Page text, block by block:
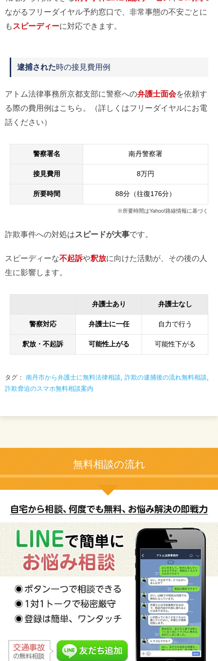
ながるフリーダイヤル予約窓口で、非常事態の不安ごとに
も スピーディーに対応できます。
逮捕された時の接見費用例
アトム法律事務所京都支部に警察への弁護士面会を依頼す
る際の費用例はこちら。（詳しくはフリーダイヤルにお電
話ください）
警察署名 南丹警察署
接見費用 8万円
所要時間 88分（往復176分）
※所要時間はYahoo!路線情報に基づく
詐欺事件への対処はスピードが大事です。
スピーディーな不起訴や釈放に向けた活動が、その後の人
生に影響します。
弁護士あり 弁護士なし
警察対応 弁護士に一任 自力で行う
釈放・不起訴 可能性上がる 可能性下がる
タグ： 南丹市から弁護士に無料法律相談, 詐欺の逮捕後の流れ無料相談,
詐欺脅迫のスマホ無料相談案内
無料相談の流れ